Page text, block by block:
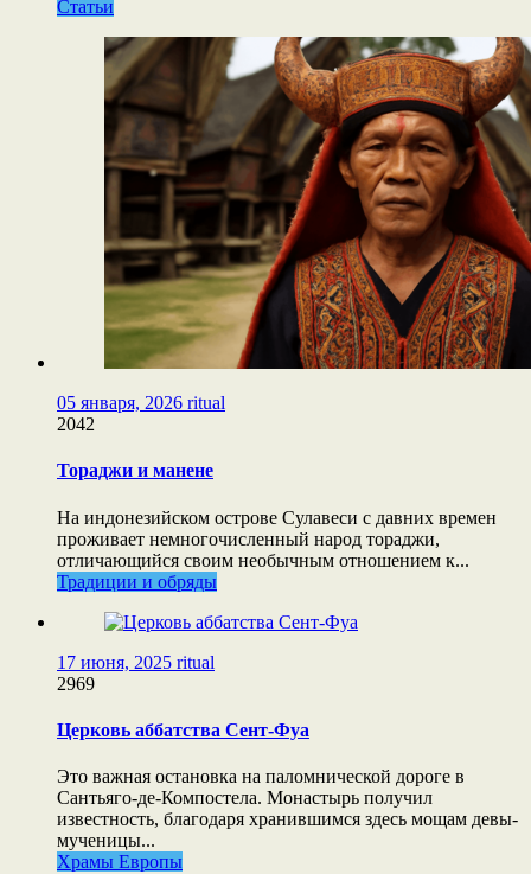
Статьи
05 января, 2026 ritual
2042
Тораджи и манене
На индонезийском острове Сулавеси с давних времен
проживает немногочисленный народ тораджи,
отличающийся своим необычным отношением к...
Традиции и обряды
17 июня, 2025 ritual
2969
Церковь аббатства Сент-Фуа
Это важная остановка на паломнической дороге в
Сантьяго-де-Компостела. Монастырь получил
известность, благодаря хранившимся здесь мощам девы-
мученицы...
Храмы Европы